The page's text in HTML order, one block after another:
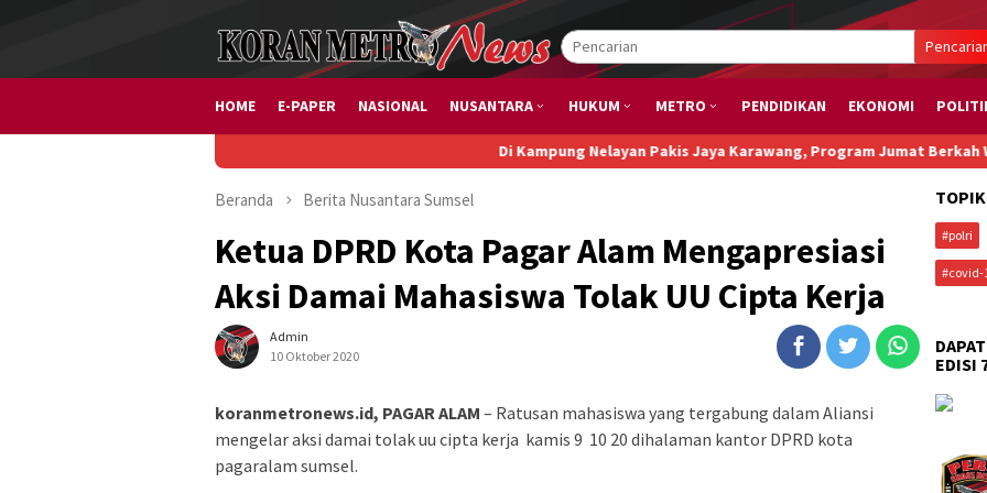
HOME E-PAPER NASIONAL NUSANTARA HUKUM METRO PENDIDIKAN EKONOMI
Di Kampung Nelayan Pakis Jaya Karawang, Program Jumat Berkah
Beranda Berita Nusantara Sumsel
Ketua DPRD Kota Pagar Alam Mengapresiasi
Aksi Damai Mahasiswa Tolak UU Cipta Kerja
Admin
10 Oktober 2020
koranmetronews.id, PAGAR ALAM – Ratusan mahasiswa yang tergabung dalam Aliansi
mengelar aksi damai tolak uu cipta kerja kamis 9 10 20 dihalaman kantor DPRD kota
pagaralam sumsel.
#polri
#covid-
EDISI